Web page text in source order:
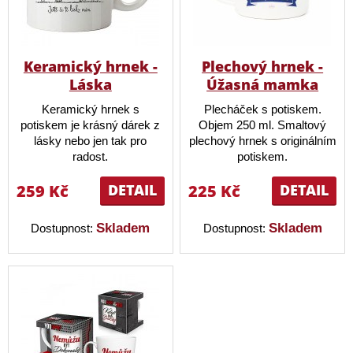
Keramický hrnek -
Láska
Keramický hrnek s
potiskem je krásný dárek z
lásky nebo jen tak pro
radost.
DETAIL
259 Kč
Dostupnost:Skladem
Plechový hrnek -
Úžasná mamka
Plecháček s potiskem.
Objem 250 ml. Smaltový
plechový hrnek s originálním
potiskem.
DETAIL
225 Kč
Dostupnost: Skladem